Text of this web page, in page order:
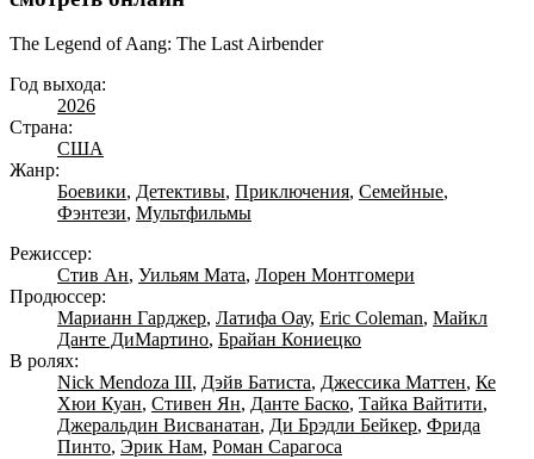
The Legend of Aang: The Last Airbender
Год выхода:
2026
Страна:
США
Жанр:
Боевики, Детективы, Приключения, Семейные,
Фэнтези, Мультфильмы
Режиссер:
Стив Ан, Уильям Мата, Лорен Монтгомери
Продюссер:
Марианн Гарджер, Латифа Оау, Eric Coleman, Майкл
Данте ДиМартино, Брайан Кониецко
В ролях:
Nick Mendoza III, Дэйв Батиста, Джессика Маттен, Ке
Хюи Куан, Стивен Ян, Данте Баско, Тайка Вайтити,
Джеральдин Висванатан, Ди Брэдли Бейкер, Фрида
Пинто, Эрик Нам, Роман Сарагоса